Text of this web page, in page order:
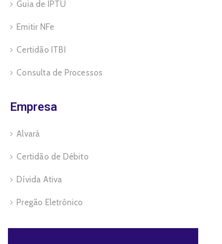
Guia de IPTU
Emitir NFe
Certidão ITBI
Consulta de Processos
Empresa
Alvará
Certidão de Débito
Dívida Ativa
Pregão Eletrônico